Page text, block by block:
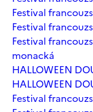
Festival
Festival
Festival
monacká
HALLOWEEN
HALLOWEEN
Festival